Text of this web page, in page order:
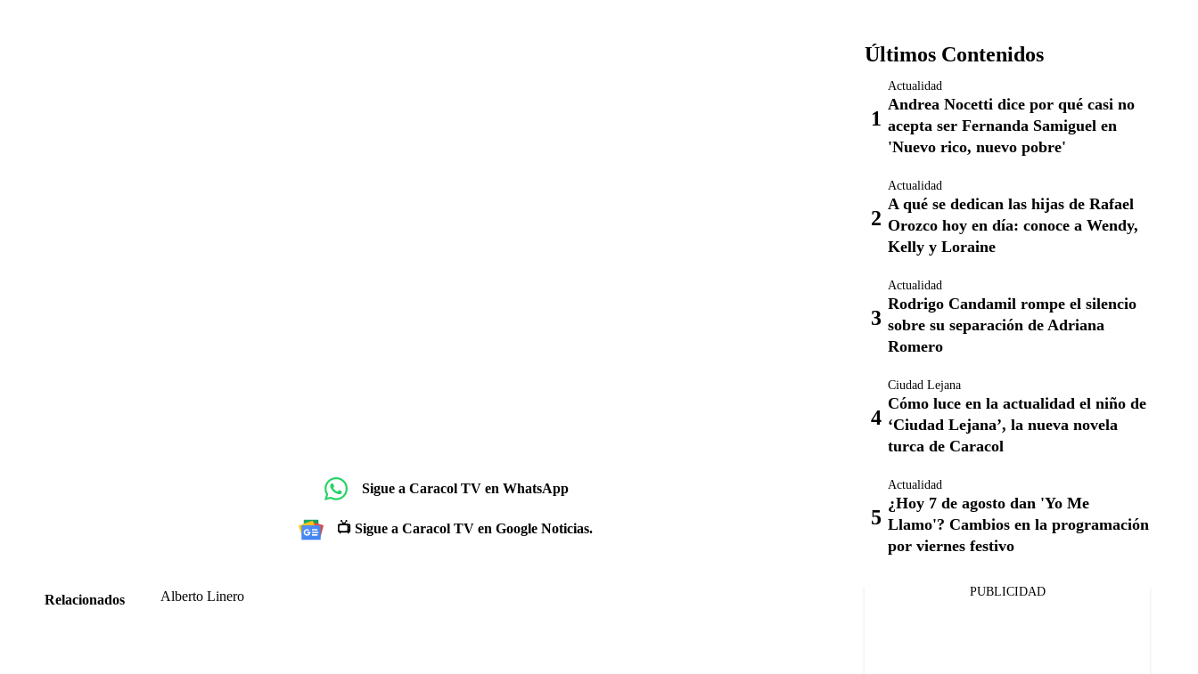
Sigue a Caracol TV en WhatsApp
📺 Sigue a Caracol TV en Google Noticias.
Relacionados Alberto Linero
Últimos Contenidos
Actualidad
Andrea Nocetti dice por qué casi no
acepta ser Fernanda Samiguel en
'Nuevo rico, nuevo pobre'
Actualidad
A qué se dedican las hijas de Rafael
Orozco hoy en día: conoce a Wendy,
Kelly y Loraine
Actualidad
Rodrigo Candamil rompe el silencio
sobre su separación de Adriana
Romero
Ciudad Lejana
Cómo luce en la actualidad el niño de
‘Ciudad Lejana’, la nueva novela
turca de Caracol
Actualidad
¿Hoy 7 de agosto dan 'Yo Me
Llamo'? Cambios en la programación
por viernes festivo
PUBLICIDAD